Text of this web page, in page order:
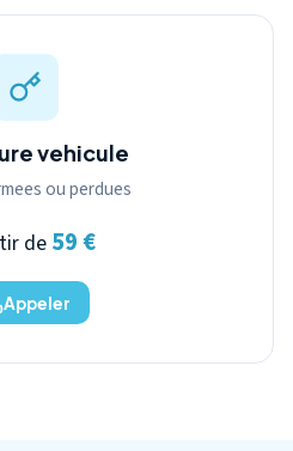
vehicule
ou perdues
de 59 €
Appeler